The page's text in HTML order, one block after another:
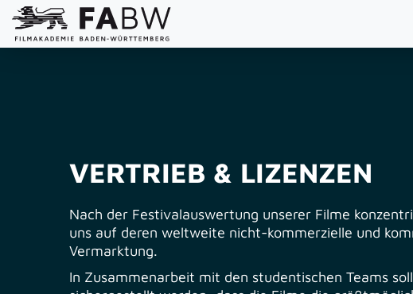
VERTRIEB & LIZENZEN
Nach der Festivalauswertung unserer Filme
uns auf deren weltweite nicht-kommerzielle und
Vermarktung.
In Zusammenarbeit mit den studentischen Teams soll